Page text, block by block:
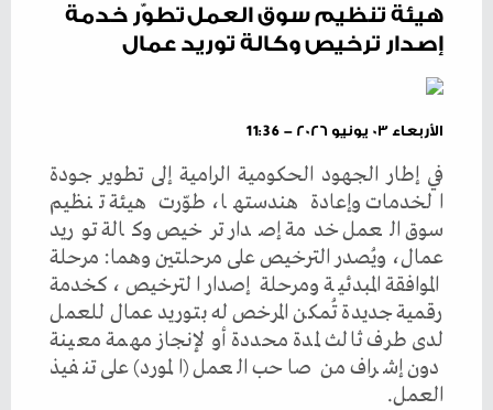
هيئة تنظيم سوق العمل تطوّر خدمة
إصدار ترخيص وكالة توريد عمال
الأربعاء ٠٣ يونيو ٢٠٢٦ - 11:36
في إطار الجهود الحكومية الرامية إلى تطوير جودة
الخدمات وإعادة هندستها، طوّرت هيئة تنظيم
سوق العمل خدمة إصدار ترخيص وكالة توريد
عمال، ويُصدر الترخيص على مرحلتين وهما: مرحلة
الموافقة المبدئية ومرحلة إصدار الترخيص، كخدمة
رقمية جديدة تُمكن المرخص له بتوريد عمال للعمل
لدى طرف ثالث لمدة محددة أو لإنجاز مهمة معينة
دون إشراف من صاحب العمل (المورد) على تنفيذ
العمل.